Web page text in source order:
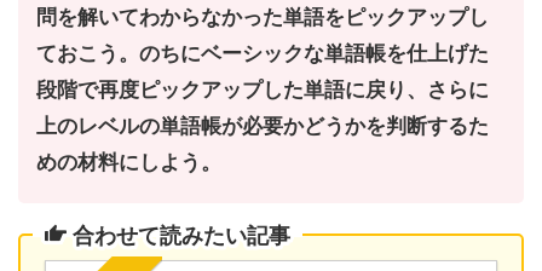
問を解いてわからなかった単語をピックアップし
ておこう。のちにベーシックな単語帳を仕上げた
段階で再度ピックアップした単語に戻り、さらに
上のレベルの単語帳が必要かどうかを判断するた
めの材料にしよう。
合わせて読みたい記事